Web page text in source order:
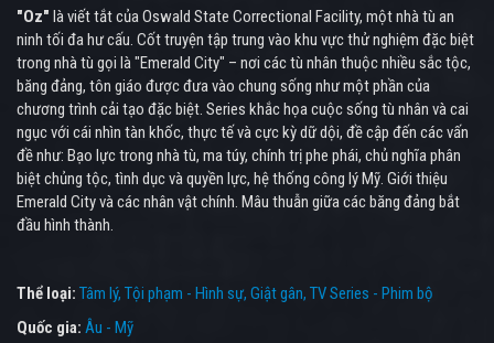
"Oz" là viết tắt của Oswald State Correctional Facility, một nhà tù an
ninh tối đa hư cấu. Cốt truyện tập trung vào khu vực thử nghiệm đặc biệt
trong nhà tù gọi là "Emerald City" – nơi các tù nhân thuộc nhiều sắc tộc,
băng đảng, tôn giáo được đưa vào chung sống như một phần của
chương trình cải tạo đặc biệt. Series khắc họa cuộc sống tù nhân và cai
ngục với cái nhìn tàn khốc, thực tế và cực kỳ dữ dội, đề cập đến các vấn
đề như: Bạo lực trong nhà tù, ma túy, chính trị phe phái, chủ nghĩa phân
biệt chủng tộc, tình dục và quyền lực, hệ thống công lý Mỹ. Giới thiệu
Emerald City và các nhân vật chính. Mâu thuẫn giữa các băng đảng bắt
đầu hình thành.
Thể loại: Tâm lý Tội phạm - Hình sự Giật gân TV Series - Phim bộ
Quốc gia: Âu - Mỹ